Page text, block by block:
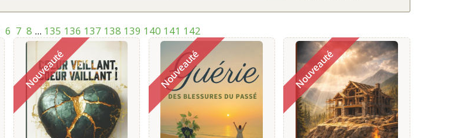
6 7 8 ... 135 136 137 138 139 140 141 142